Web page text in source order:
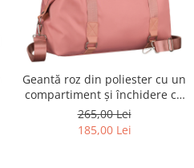
Geantă roz din poliester cu un
compartiment și închidere cu
fermoar - Peterson PTR-PTN
25531-5646 PINK
265,00 Lei
185,00 Lei